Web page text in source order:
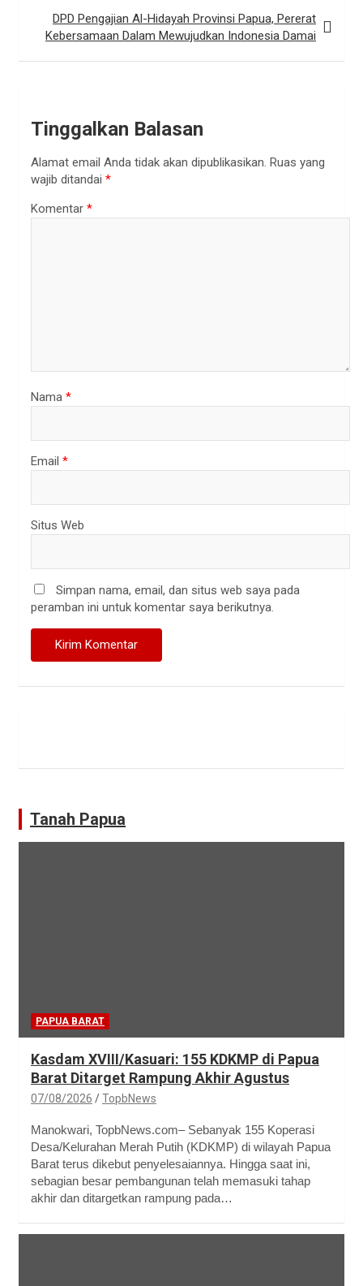
DPD Pengajian Al-Hidayah Provinsi Papua, Pererat
Kebersamaan Dalam Mewujudkan Indonesia Damai
Tinggalkan Balasan
Alamat email Anda tidak akan dipublikasikan. Ruas yang
wajib ditandai *
Komentar *
Nama *
Email *
Situs Web
Simpan nama, email, dan situs web saya pada
peramban ini untuk komentar saya berikutnya.
Tanah Papua
PAPUA BARAT
Kasdam XVIII/Kasuari: 155 KDKMP di Papua
Barat Ditarget Rampung Akhir Agustus
07/08/2026 TopbNews
Manokwari, TopbNews.com– Sebanyak 155 Koperasi
Desa/Kelurahan Merah Putih (KDKMP) di wilayah Papua
Barat terus dikebut penyelesaiannya. Hingga saat ini,
sebagian besar pembangunan telah memasuki tahap
akhir dan ditargetkan rampung pada…